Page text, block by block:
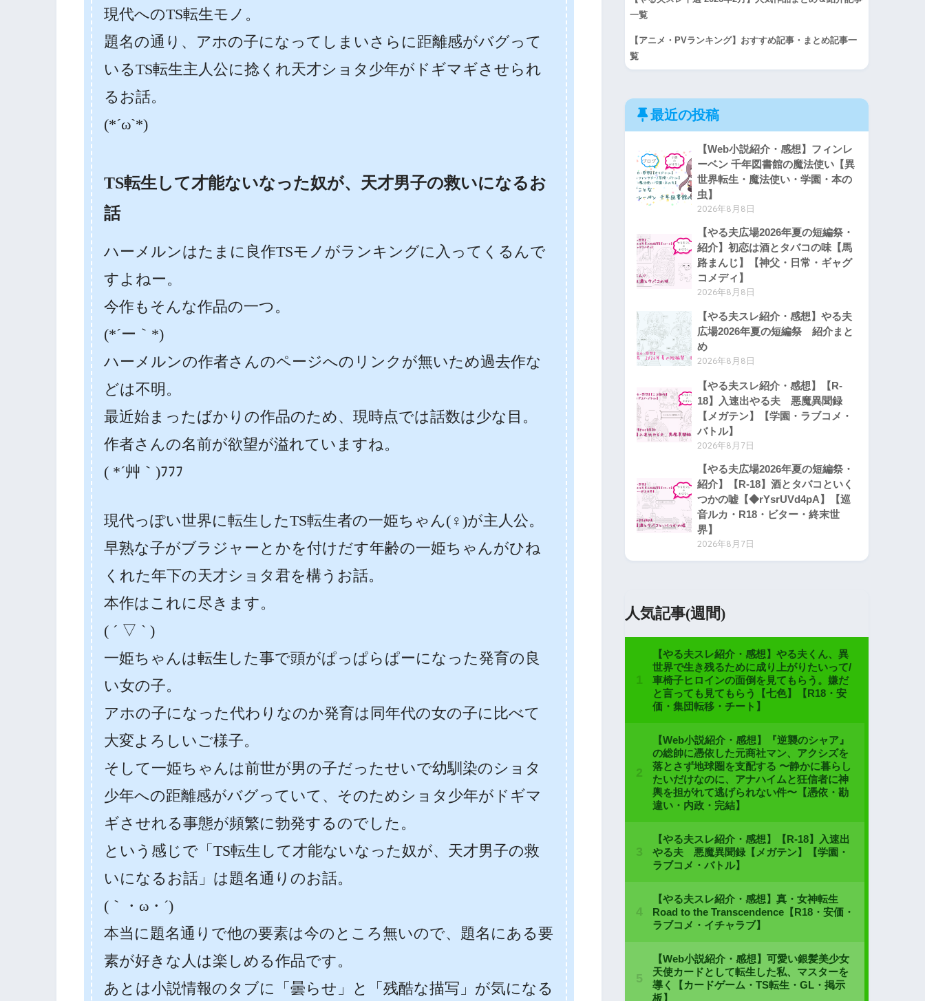
現代へのTS転生モノ。
題名の通り、アホの子になってしまいさらに距離感がバグって
いるTS転生主人公に捻くれ天才ショタ少年がドギマギさせられ
るお話。
(*´ω`*)
TS転生して才能ないなった奴が、天才男子の救いになるお
話
ハーメルンはたまに良作TSモノがランキングに入ってくるんで
すよねー。
今作もそんな作品の一つ。
(*´ー｀*)
ハーメルンの作者さんのページへのリンクが無いため過去作な
どは不明。
最近始まったばかりの作品のため、現時点では話数は少な目。
作者さんの名前が欲望が溢れていますね。
( *´艸｀)ﾌﾌﾌ
現代っぽい世界に転生したTS転生者の一姫ちゃん(♀)が主人公。
早熟な子がブラジャーとかを付けだす年齢の一姫ちゃんがひね
くれた年下の天才ショタ君を構うお話。
本作はこれに尽きます。
( ´ ▽ ` )
一姫ちゃんは転生した事で頭がぱっぱらぱーになった発育の良
い女の子。
アホの子になった代わりなのか発育は同年代の女の子に比べて
大変よろしいご様子。
そして一姫ちゃんは前世が男の子だったせいで幼馴染のショタ
少年への距離感がバグっていて、そのためショタ少年がドギマ
ギさせれる事態が頻繁に勃発するのでした。
という感じで「TS転生して才能ないなった奴が、天才男子の救
いになるお話」は題名通りのお話。
(｀・ω・´)
本当に題名通りで他の要素は今のところ無いので、題名にある要
素が好きな人は楽しめる作品です。
あとは小説情報のタブに「曇らせ」と「残酷な描写」が気になる
一覧
【アニメ・PVランキング】おすすめ記事・まとめ記事一
覧
最近の投稿
【Web小説紹介・感想】フィンレ
ーベン 千年図書館の魔法使い【異
世界転生・魔法使い・学園・本の
虫】
2026年8月8日
【やる夫広場2026年夏の短編祭・
紹介】初恋は酒とタバコの味【馬
路まんじ】【神父・日常・ギャグ
コメディ】
2026年8月8日
【やる夫スレ紹介・感想】やる夫
広場2026年夏の短編祭 紹介まと
め
2026年8月8日
【やる夫スレ紹介・感想】【R-
18】入速出やる夫 悪魔異聞録
【メガテン】【学園・ラブコメ・
バトル】
2026年8月7日
【やる夫広場2026年夏の短編祭・
紹介】【R-18】酒とタバコといく
つかの嘘【◆rYsrUVd4pA】【巡
音ルカ・R18・ビター・終末世
界】
2026年8月7日
人気記事(週間)